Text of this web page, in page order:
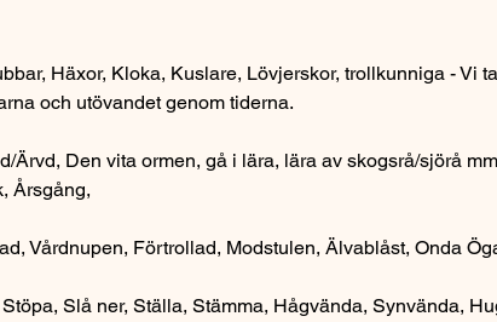
Häxor, Kloka, Kuslare, Lövjerskor, trollkunniga - Vi
och utövandet genom tiderna.
Ärvd, Den vita ormen, gå i lära, lära av skogsrå/sjörå
Årsgång,
Vårdnupen, Förtrollad, Modstulen, Älvablåst, Onda
Slå ner, Ställa, Stämma, Hågvända, Synvända,